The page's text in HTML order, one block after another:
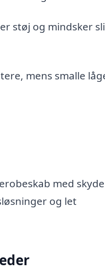
støj og mindsker
mens smalle
med
og let